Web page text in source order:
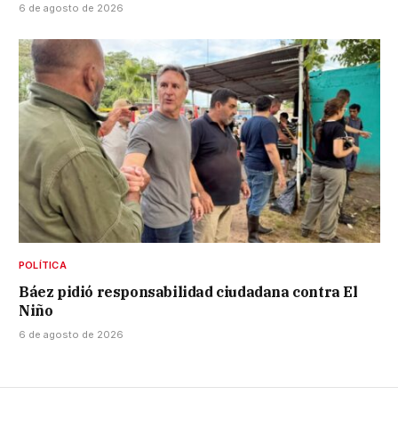
6 de agosto de 2026
POLÍTICA
Báez pidió responsabilidad ciudadana contra El
Niño
6 de agosto de 2026